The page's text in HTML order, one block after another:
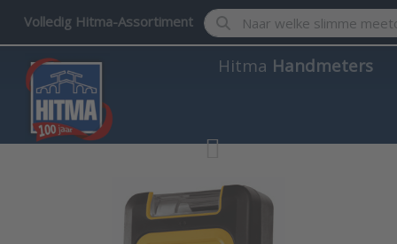
Volledig Hitma-Assortiment Enter a search term.
Hitma Handmeters